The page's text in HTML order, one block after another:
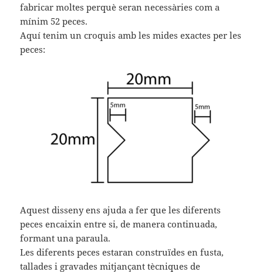
fabricar moltes perquè seran necessàries com a
mínim 52 peces.
Aquí tenim un croquis amb les mides exactes per les
peces:
Aquest disseny ens ajuda a fer que les diferents
peces encaixin entre si, de manera continuada,
formant una paraula.
Les diferents peces estaran construïdes en fusta,
tallades i gravades mitjançant tècniques de